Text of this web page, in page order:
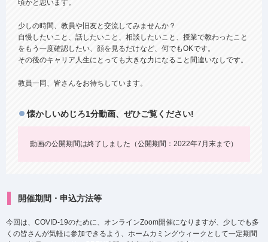
頃かと思います。
少しの時間、教員や旧友と交流してみませんか？
自慢したいこと、話したいこと、相談したいこと、授業で教わったこと
をもう一度確認したい、顔を見るだけなど、何でもOKです。
その後のキャリア人生にとっても大きな力になること間違いなしです。
教員一同、皆さんをお待ちしています。
懐かしいめじろ1分動画、ぜひご覧ください!
動画の公開期間は終了しました（公開期間：2022年7月末まで）
開催期間・申込方法等
今回は、COVID-19のために、オンラインZoom開催になりますが、少しでも多
くの皆さんが気軽に参加できるよう、ホームカミングウィークとして一定期間